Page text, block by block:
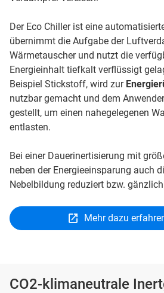
Der Eco Chiller ist eine
übernimmt die Aufgabe der
Wärmetauscher und nutzt die
Energieinhalt tiefkalt verflüssigt
Beispiel Stickstoff, wird zur
nutzbar gemacht und dem
gestellt, um einen nahegelegenen
entlasten.
Bei einer Dauerinertisierung mit
neben der Energieeinsparung auch
Nebelbildung reduziert bzw.
Mehr dazu
CO2-klimaneutrale